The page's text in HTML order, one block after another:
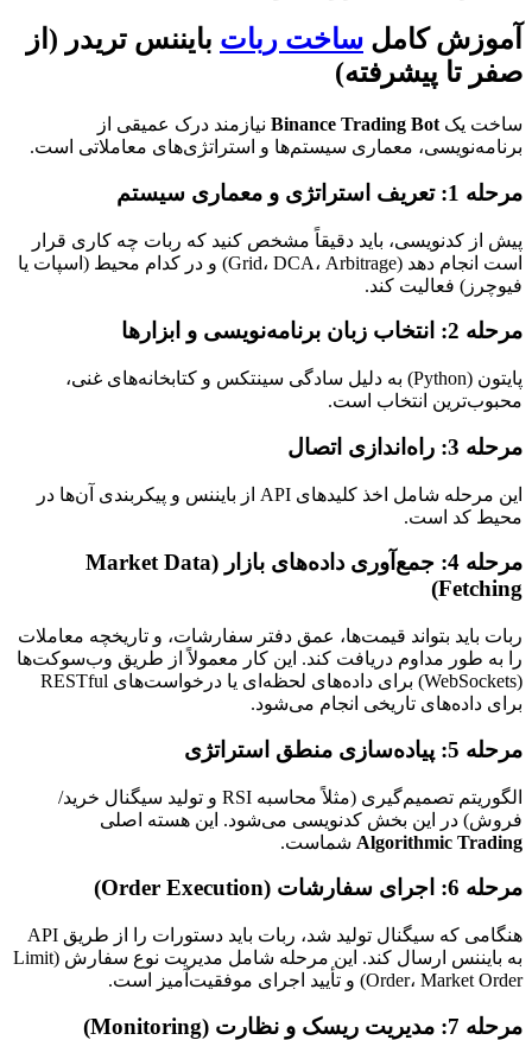
آموزش کامل ساخت ربات بایننس تریدر (از
صفر تا پیشرفته)
ساخت یک Binance Trading Bot نیازمند درک عمیقی از
برنامه‌نویسی، معماری سیستم‌ها و استراتژی‌های معاملاتی است.
مرحله 1: تعریف استراتژی و معماری سیستم
پیش از کدنویسی، باید دقیقاً مشخص کنید که ربات چه کاری قرار
است انجام دهد (Grid، DCA، Arbitrage) و در کدام محیط (اسپات یا
فیوچرز) فعالیت کند.
مرحله 2: انتخاب زبان برنامه‌نویسی و ابزارها
پایتون (Python) به دلیل سادگی سینتکس و کتابخانه‌های غنی،
محبوب‌ترین انتخاب است.
مرحله 3: راه‌اندازی اتصال
این مرحله شامل اخذ کلیدهای API از بایننس و پیکربندی آن‌ها در
محیط کد است.
مرحله 4: جمع‌آوری داده‌های بازار (Market Data
Fetching)
ربات باید بتواند قیمت‌ها، عمق دفتر سفارشات، و تاریخچه معاملات
را به طور مداوم دریافت کند. این کار معمولاً از طریق وب‌سوکت‌ها
(WebSockets) برای داده‌های لحظه‌ای یا درخواست‌های RESTful
برای داده‌های تاریخی انجام می‌شود.
مرحله 5: پیاده‌سازی منطق استراتژی
الگوریتم تصمیم‌گیری (مثلاً محاسبه RSI و تولید سیگنال خرید/
فروش) در این بخش کدنویسی می‌شود. این هسته اصلی
Algorithmic Trading شماست.
مرحله 6: اجرای سفارشات (Order Execution)
هنگامی که سیگنال تولید شد، ربات باید دستورات را از طریق API
به بایننس ارسال کند. این مرحله شامل مدیریت نوع سفارش (Limit
Order، Market Order) و تأیید اجرای موفقیت‌آمیز است.
مرحله 7: مدیریت ریسک و نظارت (Monitoring)